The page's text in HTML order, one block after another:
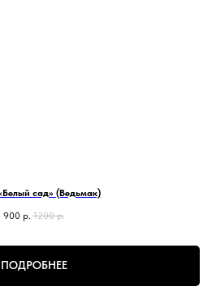
сад» (Ведьмак)
900 р. 1200 р.
ПОДРОБНЕЕ